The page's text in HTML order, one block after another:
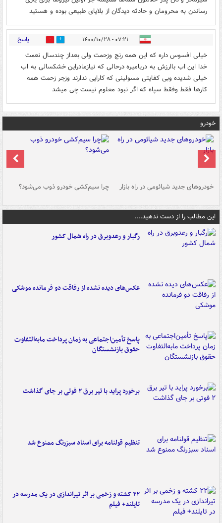
رساندن به محرومان و حادثه دیدگان از بلایای طبیعی بوده و هستید
۰۷:۲۱ - ۱۴۰۰/۱۰/۲۸ 0 پاسخ
خیلی افسوس داره که این همه رنج وزحمت ولی بعداز چندسال نعمت
خدا این اب باارزش به دریامیره درحالی که نیازمادراین خشکسالی به اب
خیلی شدیده وبی کفایتی مسولینی که کارایی ندارند وزجر زحمت همه
کارها فقط وفقط سپاه که اگر نبود معلوم نیست چی میشد
خودرو
خودروهای جدید شیائومی در راه بازار چرا سیم‌کشی خودرو ذوب می‌شود؟
این مطالب را از دست ندهید....
رگبار و رعدوبرق در راه شمال کشور
عکس‌های دیده نشده از رفاقت دو فرمانده‌ موشکی
پاسخ تأمین‌اجتماعی به زمان پرداخت مابه‌التفاوت
حقوق بازنشستگان
برخورد پراید با تیر برق ۲ فوتی بر جای گذاشت
تنظیم قولنامه برای اسناد سبزرنگ ممنوع شد
۲۲ کشته و زخمی بر اثر تیراندازی در یک مدرسه در
تایلند+ فیلم